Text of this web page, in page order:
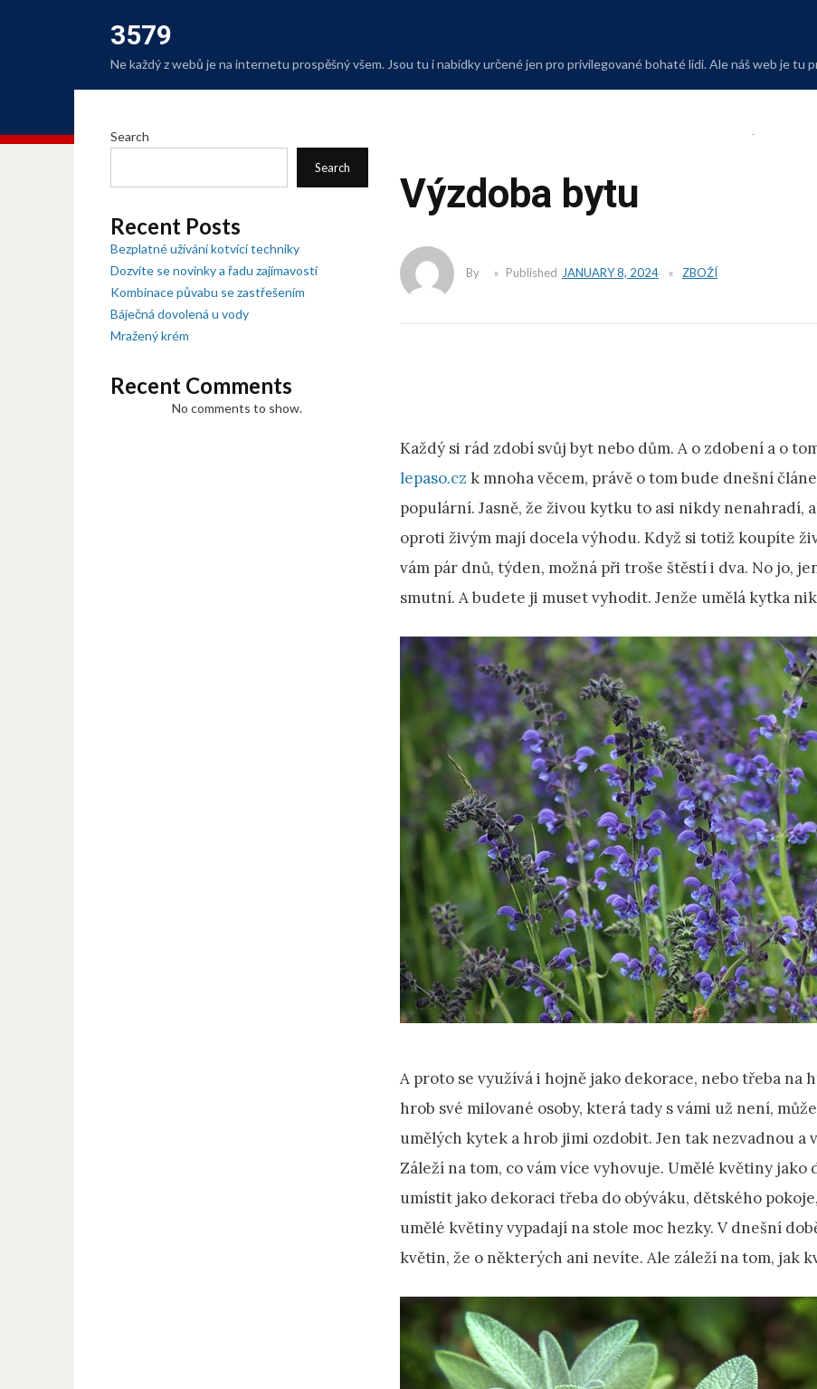
3579
Ne každý z webů je na internetu prospěšný všem. Jsou tu i nabídky určené jen pro privilegované bohaté lidi. Ale náš web je tu
Výzdoba bytu
By Published JANUARY 8, 2024 ZBOŽÍ
Každý si rád zdobí svůj byt nebo dům. A o zdobení a o
lepaso.cz k mnoha věcem, právě o tom bude dnešní
populární. Jasně, že živou kytku to asi nikdy nenahradí,
oproti živým mají docela výhodu. Když si totiž koupíte
vám pár dnů, týden, možná při troše štěstí i dva. No jo,
smutní. A budete ji muset vyhodit. Jenže umělá kytka
A proto se využívá i hojně jako dekorace, nebo třeba na
hrob své milované osoby, která tady s vámi už není,
umělých kytek a hrob jimi ozdobit. Jen tak nezvadnou a
Záleží na tom, co vám více vyhovuje. Umělé květiny
umístit jako dekoraci třeba do obýváku, dětského
umělé květiny vypadají na stole moc hezky. V dnešní
květin, že o některých ani nevíte. Ale záleží na tom, jak
Search
Search
Recent Posts
Bezplatné užívání kotvící techniky
Dozvíte se novinky a řadu zajímavostí
Kombinace půvabu se zastřešením
Báječná dovolená u vody
Mražený krém
Recent Comments
No comments to show.